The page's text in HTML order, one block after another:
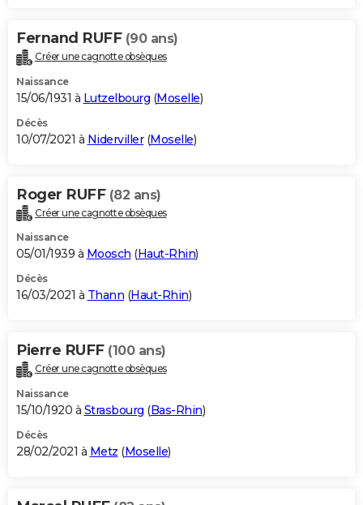
Fernand RUFF (90 ans)
Créer une cagnotte obsèques
Naissance
15/06/1931 à Lutzelbourg (Moselle)
Décès
10/07/2021 à Niderviller(Moselle)
Roger RUFF (82 ans)
Créer une cagnotte obsèques
Naissance
05/01/1939 à Moosch (Haut-Rhin)
Décès
16/03/2021 à Thann (Haut-Rhin)
Pierre RUFF (100 ans)
Créer une cagnotte obsèques
Naissance
15/10/1920 à Strasbourg (Bas-Rhin)
Décès
28/02/2021 à Metz (Moselle)